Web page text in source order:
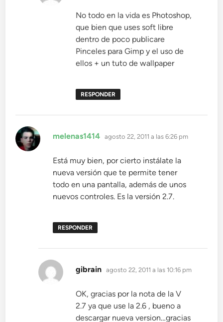
No todo en la vida es Photoshop,
que bien que uses soft libre
dentro de poco publicare
Pinceles para Gimp y el uso de
ellos + un tuto de wallpaper
RESPONDER
melenas1414 dice:
agosto 22, 2011 a las 6:26 pm
Está muy bien, por cierto instálate la
nueva versión que te permite tener
todo en una pantalla, además de unos
nuevos controles. Es la versión 2.7.
RESPONDER
gibrain dice:
agosto 22, 2011 a las 10:16 pm
OK, gracias por la nota de la V
2.7 ya que use la 2.6 , bueno a
descargar nueva version…gracias